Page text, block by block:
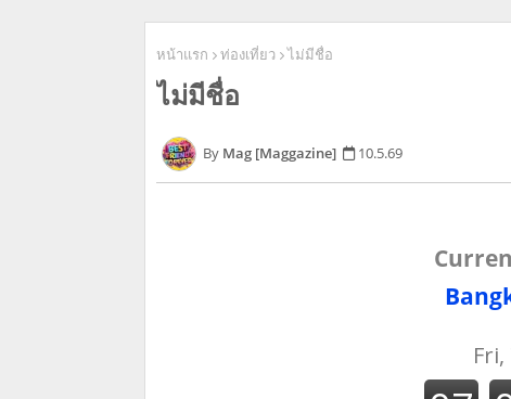
หน้าแรก ท่องเที่ยว ไม่มีชื่อ
ไม่มีชื่อ
Mag [Maggazine] 10.5.69